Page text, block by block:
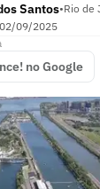
Santos•Rio de
02/09/2025
no Google